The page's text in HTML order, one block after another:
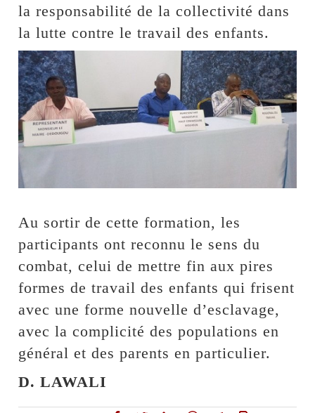
la responsabilité de la collectivité dans
la lutte contre le travail des enfants.
Au sortir de cette formation, les
participants ont reconnu le sens du
combat, celui de mettre fin aux pires
formes de travail des enfants qui frisent
avec une forme nouvelle d’esclavage,
avec la complicité des populations en
général et des parents en particulier.
D. LAWALI